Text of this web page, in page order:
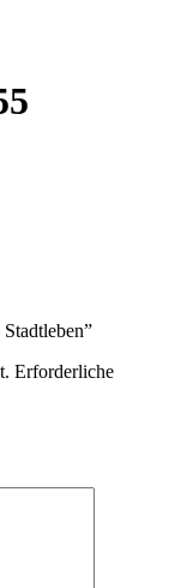
Erforderliche